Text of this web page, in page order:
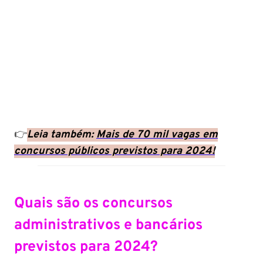
👉Leia também:Mais de 70 mil vagas em
concursos públicos previstos para 2024!
Quais são os concursos
administrativos e bancários
previstos para 2024?